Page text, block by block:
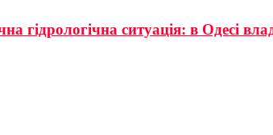
гідрологічна ситуація: в Одесі